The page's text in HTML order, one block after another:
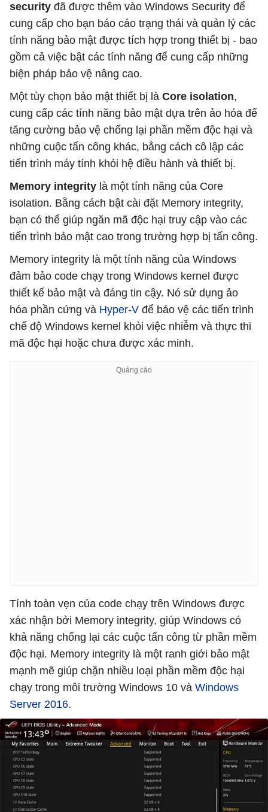
security đã được thêm vào Windows Security để
cung cấp cho bạn báo cáo trạng thái và quản lý các
tính năng bảo mật được tích hợp trong thiết bị - bao
gồm cả việc bật các tính năng để cung cấp những
biện pháp bảo vệ nâng cao.
Một tùy chọn bảo mật thiết bị là Core isolation,
cung cấp các tính năng bảo mật dựa trên ảo hóa để
tăng cường bảo vệ chống lại phần mềm độc hại và
những cuộc tấn công khác, bằng cách cô lập các
tiến trình máy tính khỏi hệ điều hành và thiết bị.
Memory integrity là một tính năng của Core
isolation. Bằng cách bật cài đặt Memory integrity,
bạn có thể giúp ngăn mã độc hại truy cập vào các
tiến trình bảo mật cao trong trường hợp bị tấn công.
Memory integrity là một tính năng của Windows
đảm bảo code chạy trong Windows kernel được
thiết kế bảo mật và đáng tin cậy. Nó sử dụng ảo
hóa phần cứng và Hyper-V để bảo vệ các tiến trình
chế độ Windows kernel khỏi việc nhiễm và thực thi
mã độc hại hoặc chưa được xác minh.
Tính toàn vẹn của code chạy trên Windows được
xác nhận bởi Memory integrity, giúp Windows có
khả năng chống lại các cuộc tấn công từ phần mềm
độc hại. Memory integrity là một ranh giới bảo mật
mạnh mẽ giúp chặn nhiều loại phần mềm độc hại
chạy trong môi trường Windows 10 và Windows
Server 2016.